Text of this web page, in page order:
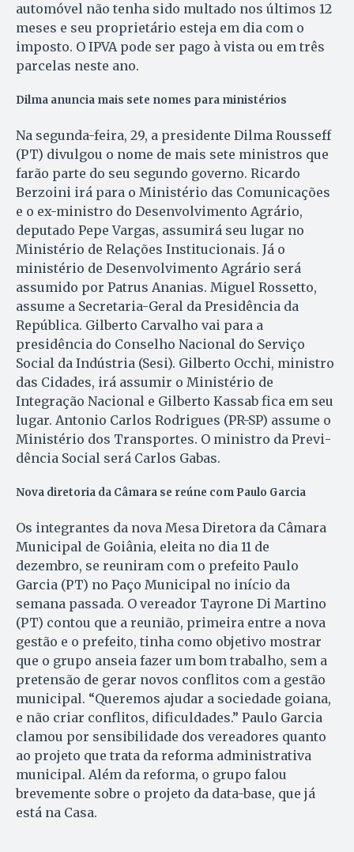
automóvel não tenha sido multado nos últimos 12
meses e seu proprietário esteja em dia com o
imposto. O IPVA pode ser pago à vista ou em três
parcelas neste ano.
Dilma anuncia mais sete nomes para ministérios
Na segunda-feira, 29, a presidente Dilma Rousseff
(PT) divulgou o nome de mais sete ministros que
farão parte do seu segundo governo. Ricardo
Berzoini irá para o Ministério das Comuni­cações
e o ex-ministro do Desen­vol­vimento Agrário,
deputado Pepe Vargas, assumirá seu lugar no
Ministério de Relações Ins­titucio­nais. Já o
ministério de Desenvolvi­mento Agrário será
assumido por Patrus Ananias. Miguel Rossetto,
assume a Secretaria-Geral da Presidência da
República. Gilberto Carvalho vai para a
presidência do Conselho Nacional do Serviço
Social da Indústria (Sesi). Gilberto Occhi, ministro
das Cidades, irá assumir o Ministério de
Integração Nacional e Gilberto Kassab fica em seu
lugar. Antonio Carlos Rodri­gues (PR-SP) assume o
Ministério dos Transportes. O ministro da Previ­
dência Social será Carlos Gabas.
Nova diretoria da Câmara se reúne com Paulo Garcia
Os integrantes da nova Mesa Diretora da Câmara
Municipal de Goiânia, eleita no dia 11 de
dezembro, se reuniram com o prefeito Paulo
Garcia (PT) no Paço Muni­cipal no início da
semana passada. O vereador Tayrone Di Martino
(PT) contou que a reunião, primeira entre a nova
gestão e o prefeito, tinha como objetivo mostrar
que o grupo anseia fazer um bom trabalho, sem a
pretensão de gerar novos conflitos com a gestão
municipal. “Queremos ajudar a sociedade goiana,
e não criar conflitos, dificuldades.” Paulo Garcia
clamou por sensibilidade dos vereadores quanto
ao projeto que trata da reforma administrativa
municipal. Além da reforma, o grupo falou
brevemente sobre o projeto da data-base, que já
está na Casa.